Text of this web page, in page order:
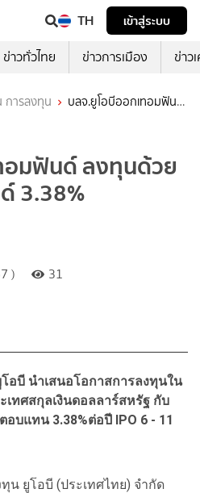
TH
เข้าสู่ระบบ
ข่าวทั่วไทย ข่าวการเมือง ข่าว
การลงทุน
บลจ.ยูโอบีออกเทอมฟันด์
อมฟันด์ ลงทุนด้วย
3.38%
)
31
อบี นำเสนอโอกาสการลงทุนใน
ทศสกุลเงินดอลลาร์สหรัฐ กับ
อบแทน 3.38%ต่อปี IPO 6 - 11
ยูโอบี (ประเทศไทย) จำกัด